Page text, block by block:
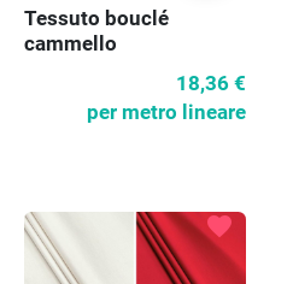
Tessuto bouclé
cammello
18,36 €
per metro lineare
favorite